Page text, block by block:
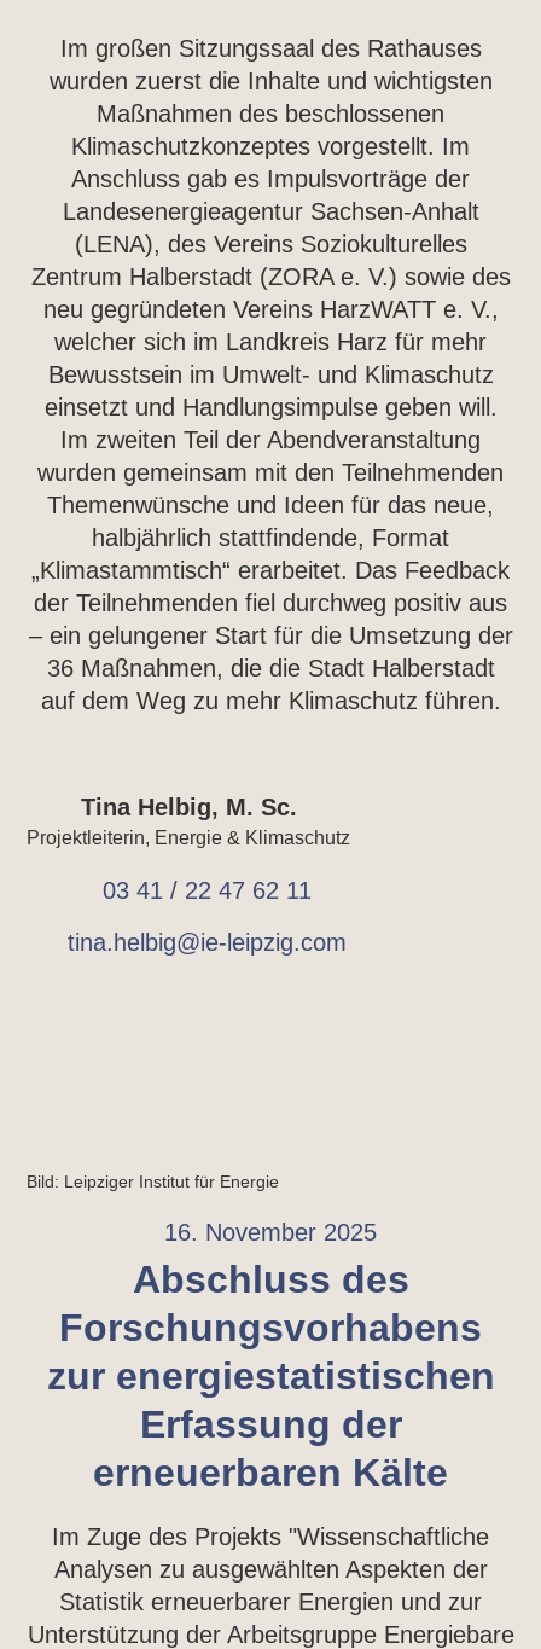
Im großen Sitzungssaal des Rathauses
wurden zuerst die Inhalte und wichtigsten
Maßnahmen des beschlossenen
Klimaschutzkonzeptes vorgestellt. Im
Anschluss gab es Impulsvorträge der
Landesenergieagentur Sachsen-Anhalt
(LENA), des Vereins Soziokulturelles
Zentrum Halberstadt (ZORA e. V.) sowie des
neu gegründeten Vereins HarzWATT e. V.,
welcher sich im Landkreis Harz für mehr
Bewusstsein im Umwelt- und Klimaschutz
einsetzt und Handlungsimpulse geben will.
Im zweiten Teil der Abendveranstaltung
wurden gemeinsam mit den Teilnehmenden
Themenwünsche und Ideen für das neue,
halbjährlich stattfindende, Format
„Klimastammtisch“ erarbeitet. Das Feedback
der Teilnehmenden fiel durchweg positiv aus
– ein gelungener Start für die Umsetzung der
36 Maßnahmen, die die Stadt Halberstadt
auf dem Weg zu mehr Klimaschutz führen.
Tina Helbig, M. Sc.
Projektleiterin, Energie & Klimaschutz
03 41 / 22 47 62 11
tina.helbig@ie-leipzig.com
Bild: Leipziger Institut für Energie
16. November 2025
Abschluss des
Forschungsvorhabens
zur energiestatistischen
Erfassung der
erneuerbaren Kälte
Im Zuge des Projekts "Wissenschaftliche
Analysen zu ausgewählten Aspekten der
Statistik erneuerbarer Energien und zur
Unterstützung der Arbeitsgruppe Energiebare